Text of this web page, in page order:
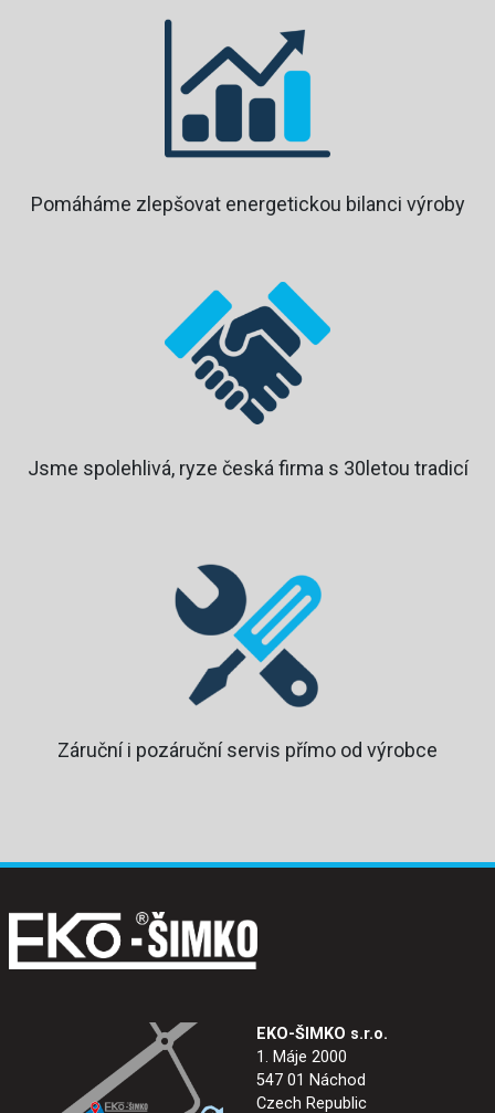
Pomáháme zlepšovat energetickou bilanci výroby
Jsme spolehlivá, ryze česká firma s 30letou tradicí
Záruční i pozáruční servis přímo od výrobce
EKO-ŠIMKO s.r.o.
1. Máje 2000
547 01 Náchod
Czech Republic